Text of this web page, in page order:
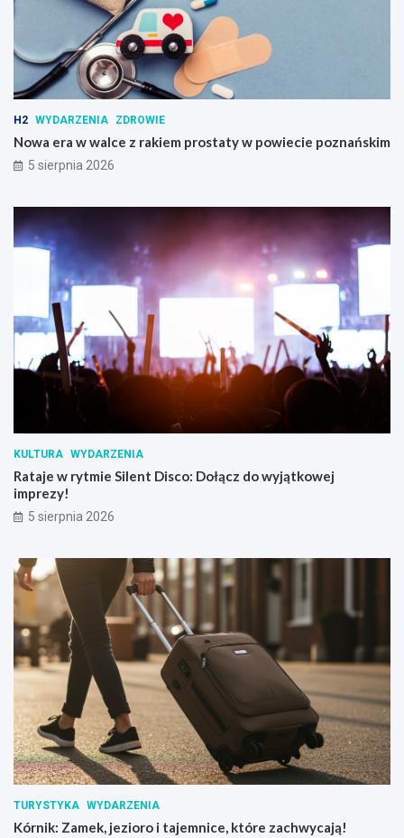
H2 WYDARZENIA ZDROWIE
Nowa era w walce z rakiem prostaty w powiecie poznańskim
5 sierpnia 2026
KULTURA WYDARZENIA
Rataje w rytmie Silent Disco: Dołącz do wyjątkowej
imprezy!
5 sierpnia 2026
TURYSTYKA WYDARZENIA
Kórnik: Zamek, jezioro i tajemnice, które zachwycają!